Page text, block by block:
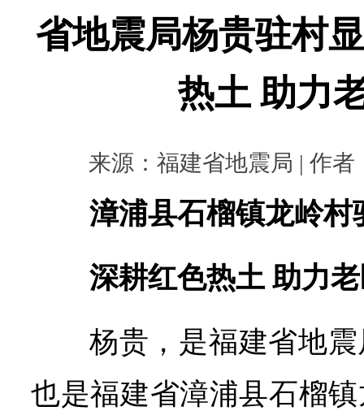
省地震局杨贵驻村
热土 助力
来源：福建省地震局 | 作者
漳浦县石榴镇龙岭
深耕红色热土 助力
杨贵，是福建省地
也是福建省漳浦县石榴